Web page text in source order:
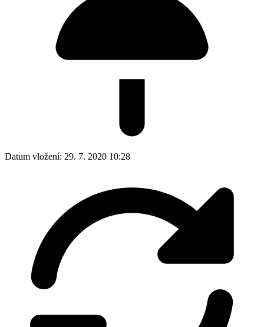
Datum vložení: 29. 7. 2020 10:28